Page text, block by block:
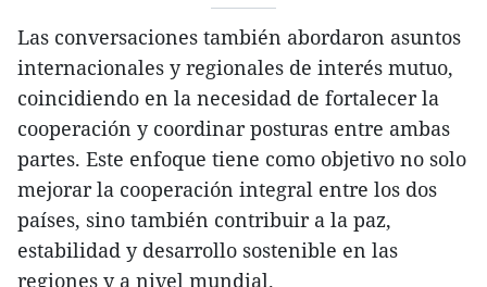
Las conversaciones también abordaron asuntos
internacionales y regionales de interés mutuo,
coincidiendo en la necesidad de fortalecer la
cooperación y coordinar posturas entre ambas
partes. Este enfoque tiene como objetivo no solo
mejorar la cooperación integral entre los dos
países, sino también contribuir a la paz,
estabilidad y desarrollo sostenible en las
regiones y a nivel mundial.